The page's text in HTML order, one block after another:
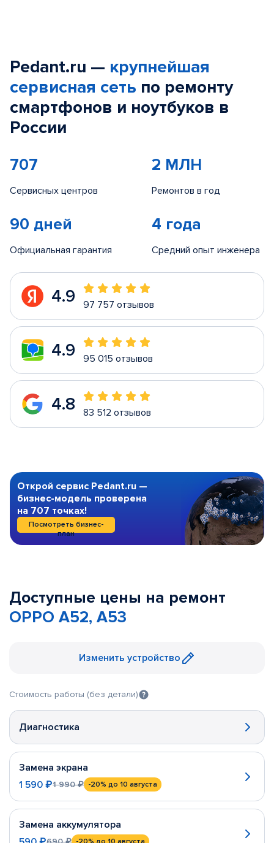
Pedant.ru — крупнейшая
сервисная сеть по ремонту
смартфонов и ноутбуков в
России
707
Сервисных центров
2 МЛН
Ремонтов в год
90 дней
Официальная гарантия
4 года
Средний опыт инженера
4.9 97 757 отзывов
4.9 95 015 отзывов
4.8 83 512 отзывов
Открой сервис Pedant.ru —
бизнес-модель проверена
на 707 точках!
Посмотреть бизнес-
план
Доступные цены на ремонт
OPPO A52, A53
Изменить устройство
Стоимость работы (без детали)
Диагностика
Замена экрана
1 590 ₽1 990 ₽ -20% до 10 августа
Замена аккумулятора